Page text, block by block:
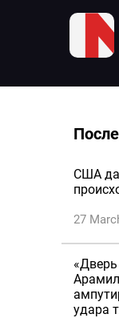
США
27
удара